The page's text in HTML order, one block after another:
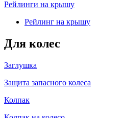
Рейлинги на крышу
Рейлинг на крышу
Для колес
Заглушка
Защита запасного колеса
Колпак